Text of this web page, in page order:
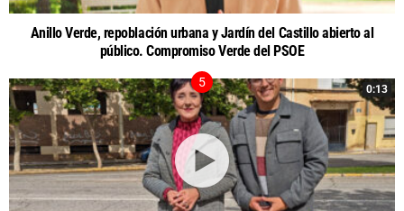
Anillo Verde, repoblación urbana y Jardín del Castillo abierto al
público. Compromiso Verde del PSOE
0:13